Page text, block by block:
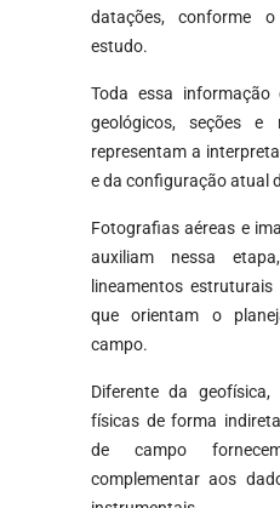
datações, conforme
estudo.
Toda essa
geológicos, seções e
representam a
e da configuração atual
Fotografias aéreas e
auxiliam nessa
lineamentos
que orientam o
campo.
Diferente da
físicas de forma
de campo
complementar aos